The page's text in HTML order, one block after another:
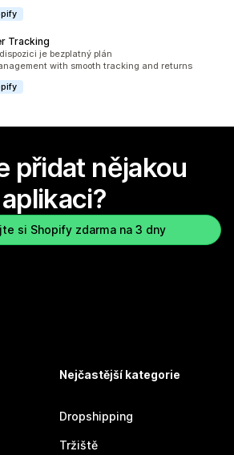
Tracking
3836je bezplatný plán
with smooth tracking and returns
přidat nějakou
aplikaci?
si Shopify zdarma na 3 dny
Nejčastější kategorie
Dropshipping
Tržiště